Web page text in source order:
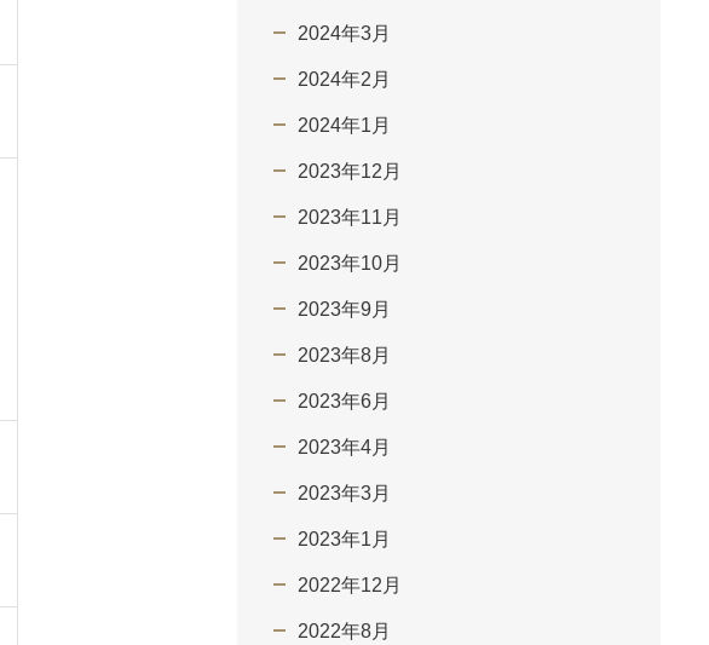
2024年3月
2024年2月
2024年1月
2023年12月
2023年11月
2023年10月
2023年9月
2023年8月
2023年6月
2023年4月
2023年3月
2023年1月
2022年12月
2022年8月